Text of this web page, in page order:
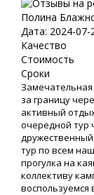
Полина
Дата: 2024-07-
Качество
Стоимость
Сроки
за границу
активный
очередной тур
тур по всем
прогулка на
коллективу
воспользуемся